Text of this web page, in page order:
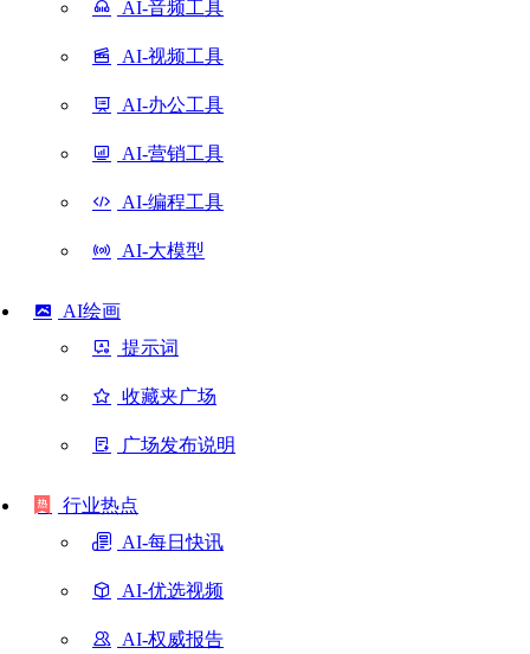
AI-音频工具
AI-视频工具
AI-办公工具
AI-营销工具
AI-编程工具
AI-大模型
AI绘画
提示词
收藏夹广场
广场发布说明
行业热点
AI-每日快讯
AI-优选视频
AI-权威报告